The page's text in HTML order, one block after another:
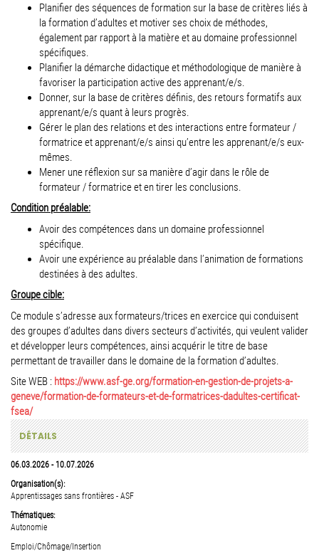
Planifier des séquences de formation sur la base de critères liés à
la formation d’adultes et motiver ses choix de méthodes,
également par rapport à la matière et au domaine professionnel
spécifiques.
Planifier la démarche didactique et méthodologique de manière à
favoriser la participation active des apprenant/e/s.
Donner, sur la base de critères définis, des retours formatifs aux
apprenant/e/s quant à leurs progrès.
Gérer le plan des relations et des interactions entre formateur /
formatrice et apprenant/e/s ainsi qu’entre les apprenant/e/s eux-
mêmes.
Mener une réflexion sur sa manière d’agir dans le rôle de
formateur / formatrice et en tirer les conclusions.
Condition préalable:
Avoir des compétences dans un domaine professionnel
spécifique.
Avoir une expérience au préalable dans l’animation de formations
destinées à des adultes.
Groupe cible:
Ce module s’adresse aux formateurs/trices en exercice qui conduisent
des groupes d’adultes dans divers secteurs d’activités, qui veulent valider
et développer leurs compétences, ainsi acquérir le titre de base
permettant de travailler dans le domaine de la formation d’adultes.
Site WEB : https://www.asf-ge.org/formation-en-gestion-de-projets-a-
geneve/formation-de-formateurs-et-de-formatrices-dadultes-certificat-
fsea/
DÉTAILS
06.03.2026 - 10.07.2026
Organisation(s):
Apprentissages sans frontières - ASF
Thématiques:
Autonomie
Emploi/Chômage/Insertion